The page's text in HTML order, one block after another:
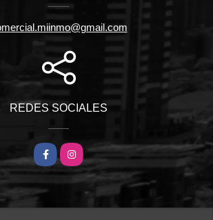
REDES SOCIALES
FacebookInstagram